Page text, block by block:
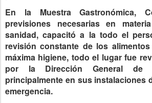
En la Muestra Gastronómica,
previsiones necesarias en
sanidad, capacitó a la todo el
revisión constante de los
máxima higiene, todo el lugar fue
por la Dirección General de
principalmente en sus instalaciones
emergencia.